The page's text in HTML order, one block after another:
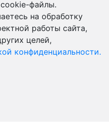
cookie-файлы.
на обработку
работы сайта,
целей,
конфиденциальности.